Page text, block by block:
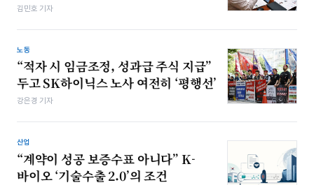
김민호 기자
노동
“적자 시 임금조정, 성과급 주식 지급”
두고 SK하이닉스 노사 여전히 ‘평행선’
강은경 기자
산업
“계약이 성공 보증수표 아니다” K-
바이오 ‘기술수출 2.0’의 조건